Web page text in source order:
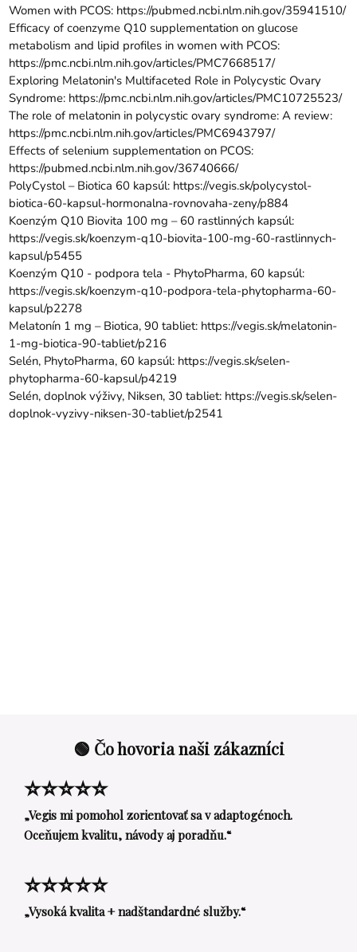
Women with PCOS: https://pubmed.ncbi.nlm.nih.gov/35941510/
Efficacy of coenzyme Q10 supplementation on glucose
metabolism and lipid profiles in women with PCOS:
https://pmc.ncbi.nlm.nih.gov/articles/PMC7668517/
Exploring Melatonin's Multifaceted Role in Polycystic Ovary
Syndrome: https://pmc.ncbi.nlm.nih.gov/articles/PMC10725523/
The role of melatonin in polycystic ovary syndrome: A review:
https://pmc.ncbi.nlm.nih.gov/articles/PMC6943797/
Effects of selenium supplementation on PCOS:
https://pubmed.ncbi.nlm.nih.gov/36740666/
PolyCystol – Biotica 60 kapsúl: https://vegis.sk/polycystol-
biotica-60-kapsul-hormonalna-rovnovaha-zeny/p884
Koenzým Q10 Biovita 100 mg – 60 rastlinných kapsúl:
https://vegis.sk/koenzym-q10-biovita-100-mg-60-rastlinnych-
kapsul/p5455
Koenzým Q10 - podpora tela - PhytoPharma, 60 kapsúl:
https://vegis.sk/koenzym-q10-podpora-tela-phytopharma-60-
kapsul/p2278
Melatonín 1 mg – Biotica, 90 tabliet: https://vegis.sk/melatonin-
1-mg-biotica-90-tabliet/p216
Selén, PhytoPharma, 60 kapsúl: https://vegis.sk/selen-
phytopharma-60-kapsul/p4219
Selén, doplnok výživy, Niksen, 30 tabliet: https://vegis.sk/selen-
doplnok-vyzivy-niksen-30-tabliet/p2541
🟢 Čo hovoria naši zákazníci
⭐⭐⭐⭐⭐
„Vegis mi pomohol zorientovať sa v adaptogénoch.
Oceňujem kvalitu, návody aj poradňu.“
⭐⭐⭐⭐⭐
„Vysoká kvalita + nadštandardné služby.“